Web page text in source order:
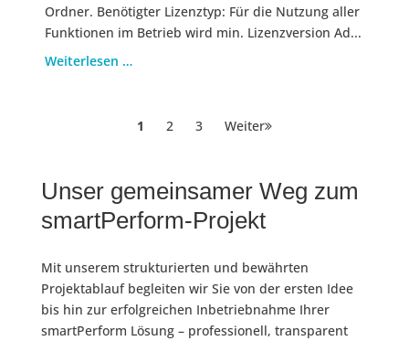
Ordner.​ Benötigter Lizenztyp: Für die Nutzung aller
Funktionen im Betrieb wird min. Lizenzversion Ad...
Weiterlesen …
Seitennummerierung
Beiträge
Page
1 Page
2 Page
3 Weiter
Unser gemeinsamer Weg zum
smartPerform-Projekt
Mit unserem strukturierten und bewährten
Projektablauf begleiten wir Sie von der ersten Idee
bis hin zur erfolgreichen Inbetriebnahme Ihrer
smartPerform Lösung – professionell, transparent